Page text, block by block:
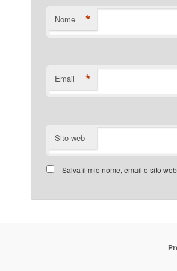
Nome *
Email *
Sito web
Salva il mio nome, email e sito